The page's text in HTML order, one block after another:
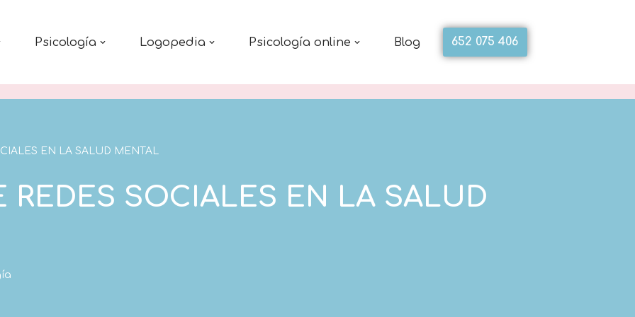
Psicología Logopedia Psicología online Blog 652 075 406
EN LA SALUD MENTAL
REDES SOCIALES EN LA SALUD